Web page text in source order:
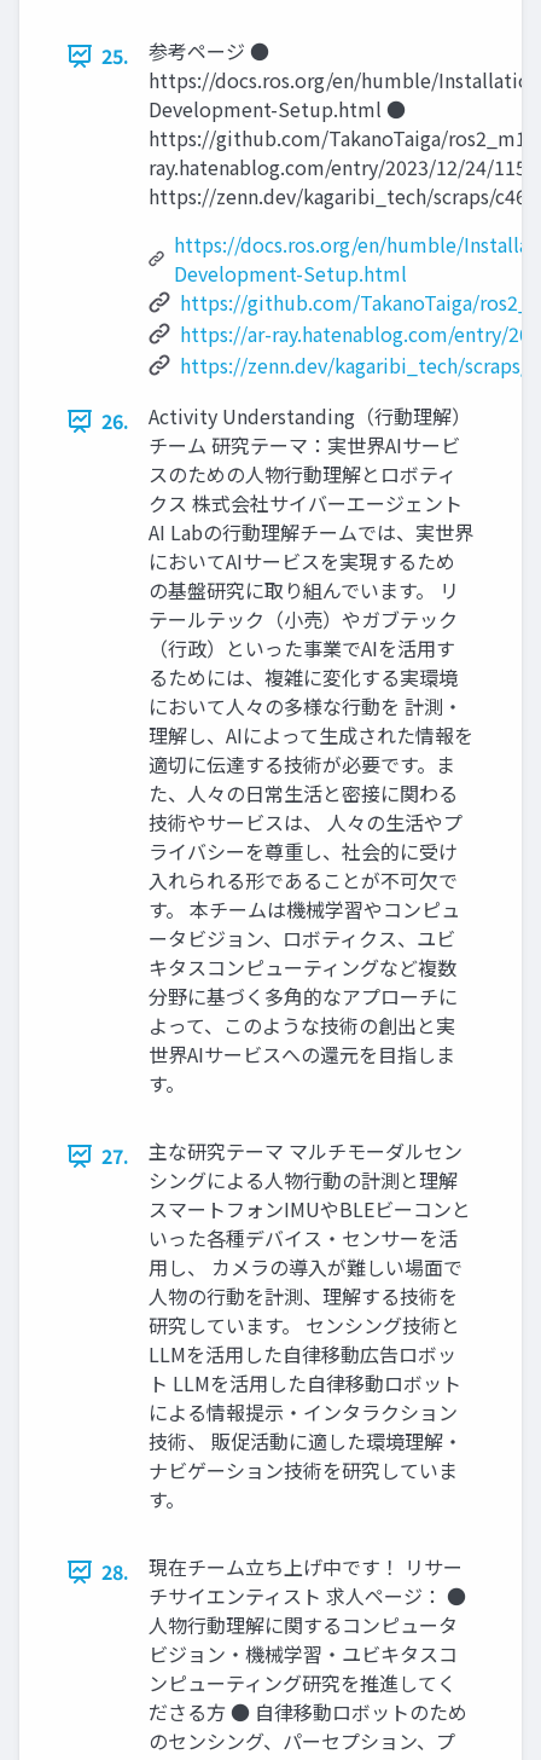
25.
参考ページ ●
https://docs.ros.org/en/humble/
Development-Setup.html ●
https://github.com/TakanoTaiga/
ray.hatenablog.com/entry/2023/12/24/
https://zenn.dev/kagaribi_tech/scraps/
https://docs.ros.org/en/humble/
Development-Setup.html
https://github.com/TakanoTaiga/
https://ar-ray.hatenablog.com/entry/
https://zenn.dev/kagaribi_tech/scraps/
26.
Activity Understanding（行動理解）
チーム 研究テーマ：実世界AIサービ
スのための人物行動理解とロボティ
クス 株式会社サイバーエージェント
AI Labの行動理解チームでは、実世界
においてAIサービスを実現するため
の基盤研究に取り組んでいます。 リ
テールテック（小売）やガブテック
（行政）といった事業でAIを活用す
るためには、複雑に変化する実環境
において人々の多様な行動を 計測・
理解し、AIによって生成された情報を
適切に伝達する技術が必要です。ま
た、人々の日常生活と密接に関わる
技術やサービスは、 人々の生活やプ
ライバシーを尊重し、社会的に受け
入れられる形であることが不可欠で
す。 本チームは機械学習やコンピュ
ータビジョン、ロボティクス、ユビ
キタスコンピューティングなど複数
分野に基づく多角的なアプローチに
よって、このような技術の創出と実
世界AIサービスへの還元を目指しま
す。
27.
主な研究テーマ マルチモーダルセン
シングによる人物行動の計測と理解
スマートフォンIMUやBLEビーコンと
いった各種デバイス・センサーを活
用し、 カメラの導入が難しい場面で
人物の行動を計測、理解する技術を
研究しています。 センシング技術と
LLMを活用した自律移動広告ロボッ
ト LLMを活用した自律移動ロボット
による情報提示・インタラクション
技術、 販促活動に適した環境理解・
ナビゲーション技術を研究していま
す。
28.
現在チーム立ち上げ中です！ リサー
チサイエンティスト 求人ページ： ●
人物行動理解に関するコンピュータ
ビジョン・機械学習・ユビキタスコ
ンピューティング研究を推進してく
ださる方 ● 自律移動ロボットのため
のセンシング、パーセプション、プ